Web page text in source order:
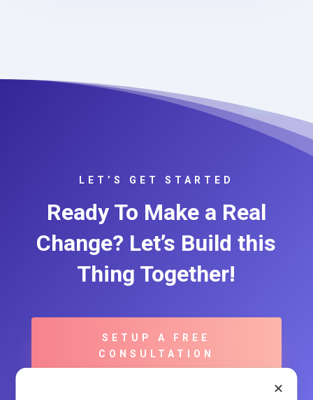
LET’S GET STARTED
Ready To Make a Real
Change? Let’s Build this
Thing Together!
SETUP A FREE
CONSULTATION
✕